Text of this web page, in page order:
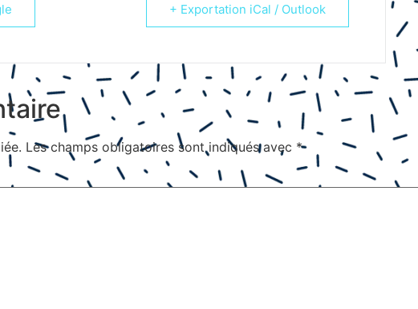
+ Exportation iCal / Outlook
Les champs obligatoires sont indiqués avec *